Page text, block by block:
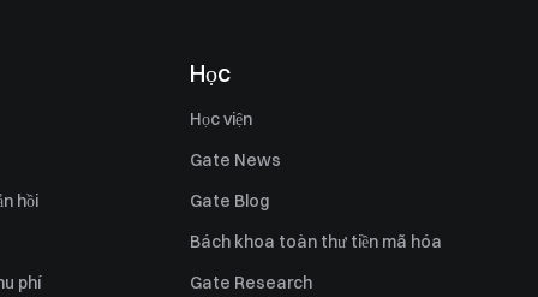
hồi
phí
Học
Học viện
Gate News
Gate Blog
Bách khoa toàn thư tiền mã hóa
Gate Research